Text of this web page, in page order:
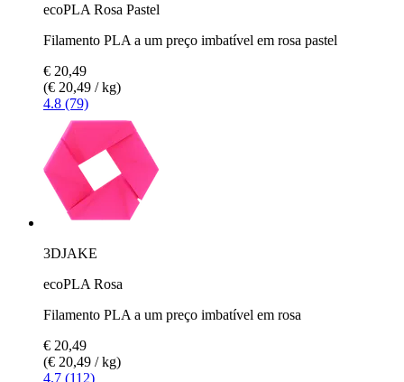
ecoPLA Rosa Pastel
Filamento PLA a um preço imbatível em rosa pastel
€ 20,49
(€ 20,49 / kg)
4.8 (79)
3DJAKE
ecoPLA Rosa
Filamento PLA a um preço imbatível em rosa
€ 20,49
(€ 20,49 / kg)
4.7 (112)